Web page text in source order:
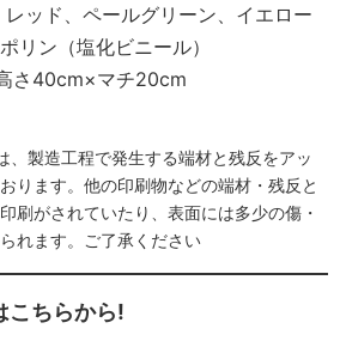
ッド、ペールグリーン、イエロー
ン（塩化ビニール）
さ40cm×マチ20cm
、製造工程で発生する端材と残反をアッ
ります。他の印刷物などの端材・残反と
刷がされていたり、表面には多少の傷・
れます。ご了承ください
こちらから!